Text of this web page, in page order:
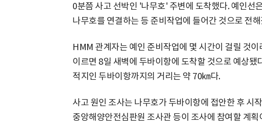
0분쯤 사고 선박인 '나무호' 주변에 도착했다. 예인선
나무호를 연결하는 등 준비작업에 들어간 것으로 전
HMM 관계자는 예인 준비작업에 몇 시간이 걸릴 것
이르면 8일 새벽에 두바이항에 도착할 것으로 예상됐
적지인 두바이항까지의 거리는 약 70㎞다.
사고 원인 조사는 나무호가 두바이항에 접안한 후 시
중앙해양안전심판원 조사관 등이 조사에 참여할 계획